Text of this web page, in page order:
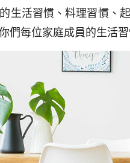
生活習慣、料理習慣、
們每位家庭成員的生活